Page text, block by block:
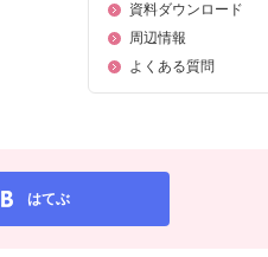
資料ダウンロード
周辺情報
よくある質問
はてぶ